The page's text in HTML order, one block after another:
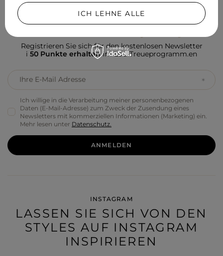
Registrieren Sie sich für den kostenlosen Newsletter
i 50 Punkte erhaltenim Lou-Treueprogramm.en
Ihre E-Mail Adresse
Ich willige in die Verarbeitung meiner personenbezogenen
Daten (E-Mail-Adresse) zum Zweck der Zusendung eines
Newsletters mit kommerziellen Informationen (Marketing) ein.
Mehr lesen unter Datenschutz.
ANMELDEN
INSTAGRAM
LASSEN SIE SICH VON DEN
STYLES AUF INSTAGRAM
INSPIRIEREN
ICH LEHNE ALLE